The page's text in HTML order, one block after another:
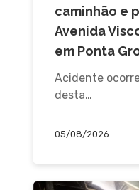
caminhão e
Avenida
em Ponta
Acidente
desta…
05/08/2026